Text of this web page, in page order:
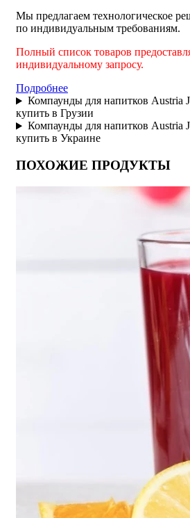
Мы предлагаем технологическое
по индивидуальным требованиям.
Полный список товаров
индивидуальному запросу.
Подробнее
Компаунды для напитков Austria
купить в Грузии
Компаунды для напитков Austria
купить в Украине
ПОХОЖИЕ ПРОДУКТЫ